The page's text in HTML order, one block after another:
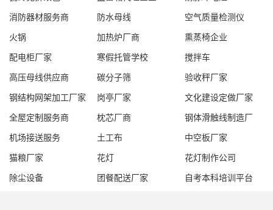
消防器材服务商
防水母线
空气质量检测仪
火锅
加热炉厂商
熏蒸椅企业
配电柜厂家
寒假托管学校
搅拌车
高压母线供应商
碳分子筛
验收秤厂家
钢结构网架加工厂家
岗亭厂家
文化建设定做厂家
全屋定制服务商
枕芯厂商
钢体滑触线制造厂
机场接送服务
土工布
中空板厂家
猫粮厂家
花灯
花灯制作公司
除尘设备
团餐配送厂家 自考本科培训平台